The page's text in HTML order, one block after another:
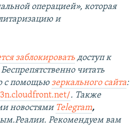
операцией», которая
и
заблокировать доступ к
Беспрепятственно читать
с помощью зеркального сайта:
. Также
новостями Telegram,
Рекомендуем вам